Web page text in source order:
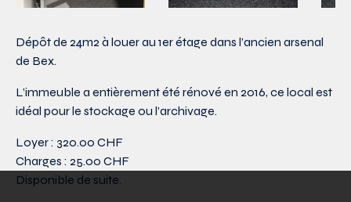
Dépôt de 24m2 à louer au 1er étage dans l’ancien arsenal
de Bex.
L’immeuble a entièrement été rénové en 2016, ce local est
idéal pour le stockage ou l’archivage.
Loyer : 320.00 CHF
Charges : 25.00 CHF
Disponible de suite.